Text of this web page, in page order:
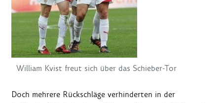
William Kvist freut sich über das Schieber-Tor
Doch mehrere Rückschläge verhinderten in der